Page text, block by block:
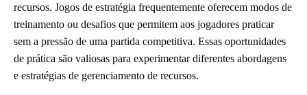
recursos. Jogos de estratégia frequentemente oferecem modos de
treinamento ou desafios que permitem aos jogadores praticar
sem a pressão de uma partida competitiva. Essas oportunidades
de prática são valiosas para experimentar diferentes abordagens
e estratégias de gerenciamento de recursos.